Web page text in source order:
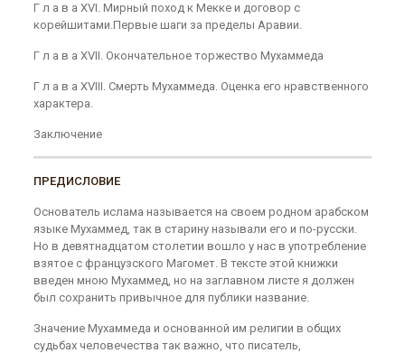
Г л а в а XVI. Мирный поход к Мекке и договор с
корейшитами.Первые шаги за пределы Аравии.
Г л а в а XVII. Окончательное торжество Му­хаммеда
Г л а в а XVIII. Смерть Мухаммеда. Оценка его нравственного
характера.
Заключение
ПРЕДИСЛОВИЕ
Основатель ислама называется на своем родном арабском
языке Мухаммед, так в старину называли его и по-русски.
Но в девятнадцатом столетии вошло у нас в употребление
взятое с французского Магомет. В тек­сте этой книжки
введен мною Мухаммед, но на заглав­ном листе я должен
был сохранить привычное для публики название.
Значение Мухаммеда и основанной им религии в общих
судьбах человечества так важно, что писатель,